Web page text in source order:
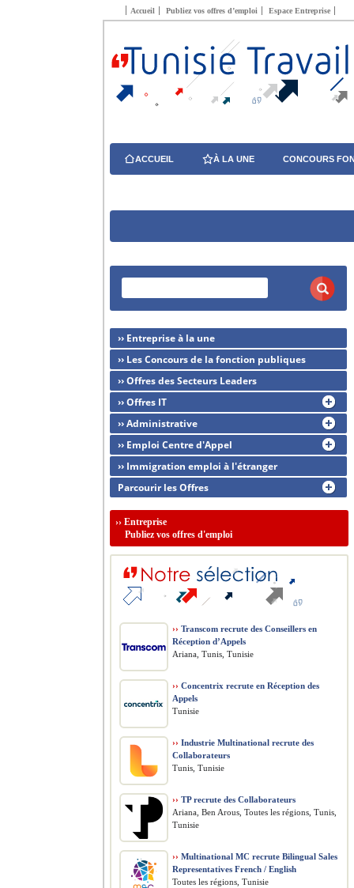
Accueil Publiez vos offres d’emploi Espace Entreprise
ACCUEIL À LA UNE CONCOURS
›› Entreprise à la une
›› Les Concours de la fonction publiques
›› Offres des Secteurs Leaders
›› Offres IT
›› Administrative
›› Emploi Centre d'Appel
›› Immigration emploi à l'étranger
Parcourir les Offres
›› Entreprise
Publiez vos offres d'emploi
›› Transcom recrute des Conseillers en
Réception d’Appels
Ariana, Tunis, Tunisie
›› Concentrix recrute en Réception des
Appels
Tunisie
›› Industrie Multinational recrute des
Collaborateurs
Tunis, Tunisie
›› TP recrute des Collaborateurs
Ariana, Ben Arous, Toutes les régions, Tunis,
Tunisie
›› Multinational MC recrute Bilingual Sales
Representatives French / English
Toutes les régions, Tunisie